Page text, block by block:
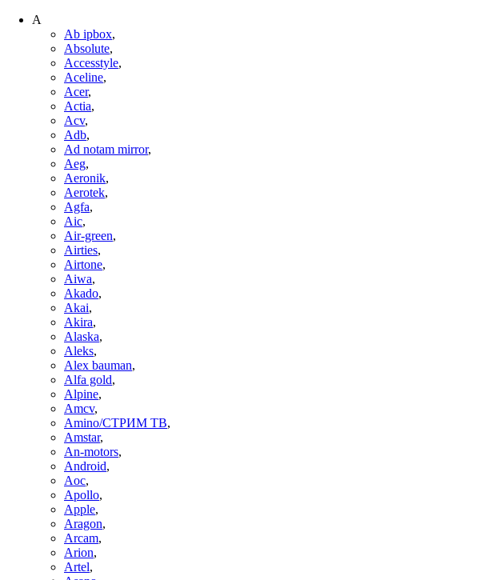
A
Ab ipbox,
Absolute,
Accesstyle,
Aceline,
Acer,
Actia,
Acv,
Adb,
Ad notam mirror,
Aeg,
Aeronik,
Aerotek,
Agfa,
Aic,
Air-green,
Airties,
Airtone,
Aiwa,
Akado,
Akai,
Akira,
Alaska,
Aleks,
Alex bauman,
Alfa gold,
Alpine,
Amcv,
Amino/СТРИМ ТВ,
Amstar,
An-motors,
Android,
Aoc,
Apollo,
Apple,
Aragon,
Arcam,
Arion,
Artel,